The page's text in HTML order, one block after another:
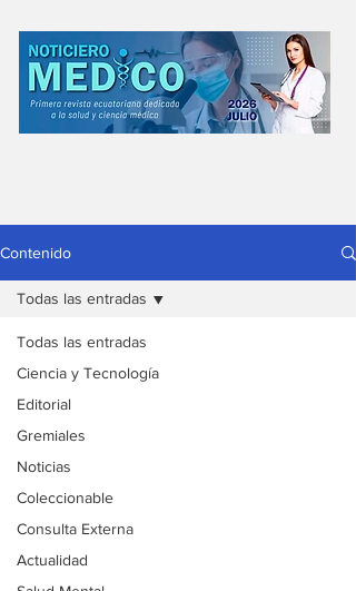
Contenido
Todas las entradas
Ciencia y Tecnología
Editorial
Gremiales
Noticias
Coleccionable
Consulta Externa
Actualidad
Todas las entradas